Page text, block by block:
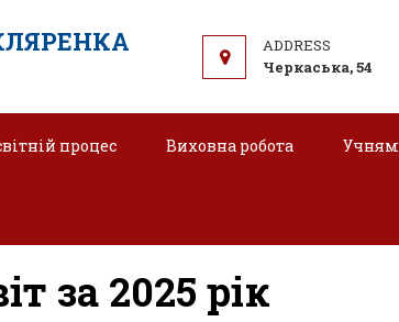
Черкаська, 54
процес Виховна робота Учням
за 2025 рік